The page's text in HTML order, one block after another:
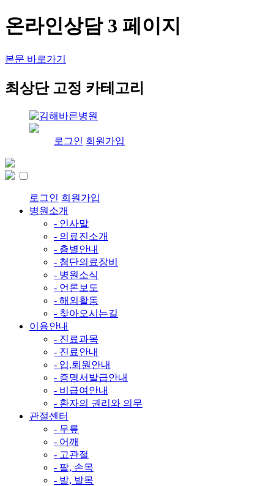
온라인상담 3 페이지
본문 바로가기
최상단 고정 카테고리
로그인 회원가입
로그인 회원가입
병원소개
- 인사말
- 의료진소개
- 층별안내
- 첨단의료장비
- 병원소식
- 언론보도
- 해외활동
- 찾아오시는길
이용안내
- 진료과목
- 진료안내
- 입,퇴원안내
- 증명서발급안내
- 비급여안내
- 환자의 권리와 의무
관절센터
- 무릎
- 어깨
- 고관절
- 팔, 손목
- 발, 발목